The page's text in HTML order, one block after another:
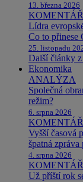
13. března 2026
KOMENTÁŘ
Lídra
Co to přinese
25. listopadu
Další články
Ekonomika
ANALÝZA
Společná
režim?
6. srpna 2026
KOMENTÁŘ
Vyšší časová
špatná zpráva
4. srpna 2026
KOMENTÁŘ
Už příští rok